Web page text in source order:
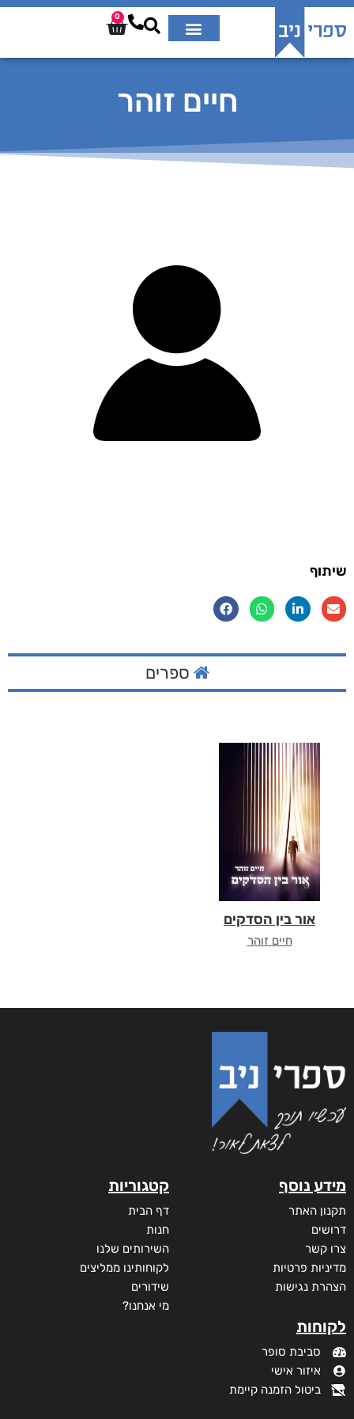
0
חיים זוהר
שיתוף
ספרים
אור בין הסדקים
חיים זוהר
מידע נוסף
תקנון האתר
דרושים
צרו קשר
מדיניות פרטיות
הצהרת נגישות
לקוחות
סביבת סופר
איזור אישי
ביטול הזמנה קיימת
קטגוריות
דף הבית
חנות
השירותים שלנו
לקוחותינו ממליצים
שידורים
מי אנחנו?